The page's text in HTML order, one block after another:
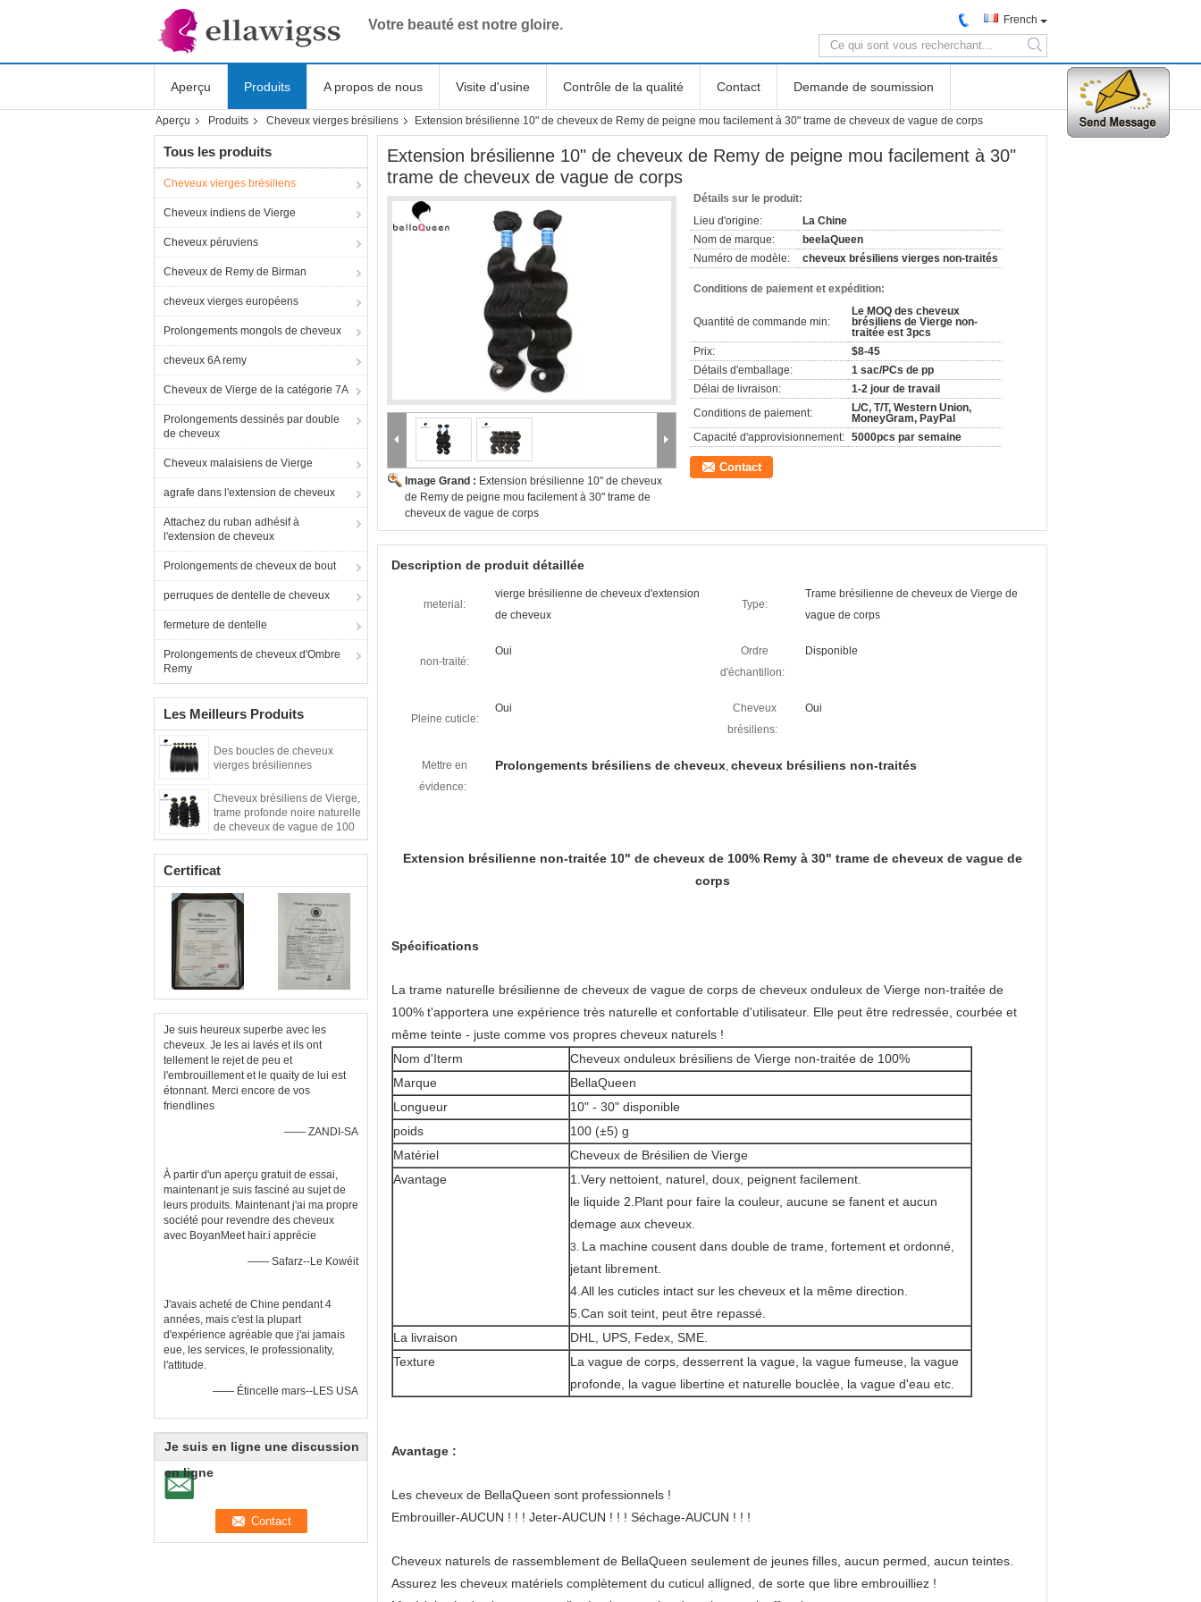
Votre beauté est notre gloire. French
search
Aperçu Produits A propos de nous Visite d'usine Contrôle de la qualité Contact Demande de soumission
Shopping Online
Aperçu Produits Cheveux vierges brésiliens Extension brésilienne 10" de cheveux de Remy de peigne mou facilement à 30" trame de cheveux de vague de corps
Tous les produits
Cheveux vierges brésiliens
Cheveux indiens de Vierge
Cheveux péruviens
Cheveux de Remy de Birman
cheveux vierges européens
Prolongements mongols de cheveux
cheveux 6A remy
Cheveux de Vierge de la catégorie 7A
Prolongements dessinés par double
de cheveux
Cheveux malaisiens de Vierge
agrafe dans l'extension de cheveux
Attachez du ruban adhésif à
l'extension de cheveux
Prolongements de cheveux de bout
perruques de dentelle de cheveux
fermeture de dentelle
Prolongements de cheveux d'Ombre
Remy
Les Meilleurs Produits
Des boucles de cheveux
vierges brésiliennes
Cheveux brésiliens de Vierge,
trame profonde noire naturelle
de cheveux de vague de 100
grammes
Certificat
Je suis heureux superbe avec les
cheveux. Je les ai lavés et ils ont
tellement le rejet de peu et
l'embrouillement et le quaity de lui est
étonnant. Merci encore de vos
friendlines
—— ZANDI-SA
À partir d'un aperçu gratuit de essai,
maintenant je suis fasciné au sujet de
leurs produits. Maintenant j'ai ma propre
société pour revendre des cheveux
avec BoyanMeet hair.i apprécie
—— Safarz--Le Kowéit
J'avais acheté de Chine pendant 4
années, mais c'est la plupart
d'expérience agréable que j'ai jamais
eue, les services, le professionality,
l'attitude.
—— Étincelle mars--LES USA
Je suis en ligne une discussion
en ligne
Extension brésilienne 10" de cheveux de Remy de peigne mou facilement à 30"
trame de cheveux de vague de corps
Image Grand : Extension brésilienne 10" de cheveux
de Remy de peigne mou facilement à 30" trame de
cheveux de vague de corps
Détails sur le produit:
Lieu d'origine:
La Chine
Nom de marque:
beelaQueen
Numéro de modèle:
cheveux brésiliens vierges non-traités
Conditions de paiement et expédition:
Quantité de commande min:
Le MOQ des cheveux
brésiliens de Vierge non-
traitée est 3pcs
Prix:
$8-45
Détails d'emballage:
1 sac/PCs de pp
Délai de livraison:
1-2 jour de travail
Conditions de paiement:
L/C, T/T, Western Union,
MoneyGram, PayPal
Capacité d'approvisionnement: 5000pcs par semaine
Contact
Description de produit détaillée
meterial:
vierge brésilienne de cheveux d'extension
de cheveux
Type:
Trame brésilienne de cheveux de Vierge de
vague de corps
non-traité:
Oui
Ordre
d'échantillon:
Disponible
Pleine cuticle:
Oui
Cheveux
brésiliens:
Oui
Mettre en
évidence:
Prolongements brésiliens de cheveux, cheveux brésiliens non-traités
Extension brésilienne non-traitée 10" de cheveux de 100% Remy à 30" trame de cheveux de vague de
corps
Spécifications
La trame naturelle brésilienne de cheveux de vague de corps de cheveux onduleux de Vierge non-traitée de
100% t'apportera une expérience très naturelle et confortable d'utilisateur. Elle peut être redressée, courbée et
même teinte - juste comme vos propres cheveux naturels !
Nom d'Iterm
Cheveux onduleux brésiliens de Vierge non-traitée de 100%
Marque
BellaQueen
Longueur
10" - 30" disponible
poids
100 (±5) g
Matériel
Cheveux de Brésilien de Vierge
Avantage
1.Very nettoient, naturel, doux, peignent facilement.
le liquide 2.Plant pour faire la couleur, aucune se fanent et aucun
demage aux cheveux.
3. La machine cousent dans double de trame, fortement et ordonné,
jetant librement.
4.All les cuticles intact sur les cheveux et la même direction.
5.Can soit teint, peut être repassé.
La livraison
DHL, UPS, Fedex, SME.
Texture
La vague de corps, desserrent la vague, la vague fumeuse, la vague
profonde, la vague libertine et naturelle bouclée, la vague d'eau etc.
Avantage :
Les cheveux de BellaQueen sont professionnels !
Embrouiller-AUCUN ! ! ! Jeter-AUCUN ! ! ! Séchage-AUCUN ! ! !
Cheveux naturels de rassemblement de BellaQueen seulement de jeunes filles, aucun permed, aucun teintes.
Assurez les cheveux matériels complètement du cuticul alligned, de sorte que libre embrouilliez !